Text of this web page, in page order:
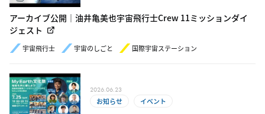
アーカイブ公開｜油井亀美也宇宙飛行士Crew 11ミッションダイ
ジェスト
宇宙飛行士 宇宙のしごと 国際宇宙ステーション
2026.06.23
お知らせ イベント